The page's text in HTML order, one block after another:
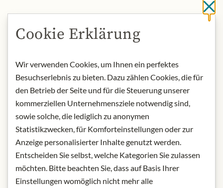
Art.Nr.:445225#1.000
BESCHREIBUNG
In der Ebene rund um die Stadt
Dürnstein wachsen die Reben entlang
Böden aus Donausedimenten wie
Schotter und Sand. Diese Böden
lassen einen duftigen von zeitloser
Eleganz geprägten Wein entstehen.
Durch eine frühe Lese ist der
Alkoholgehalt moderat und die Säure
Cookie Erklärung
Wir verwenden Cookies, um Ihnen ein perfektes
Besuchserlebnis zu bieten. Dazu zählen Cookies, die für
den Betrieb der Seite und für die Steuerung unserer
kommerziellen Unternehmensziele notwendig sind,
sowie solche, die lediglich zu anonymen
Statistikzwecken, für Komforteinstellungen oder zur
Anzeige personalisierter Inhalte genutzt werden.
Entscheiden Sie selbst, welche Kategorien Sie zulassen
möchten. Bitte beachten Sie, dass auf Basis Ihrer
Einstellungen womöglich nicht mehr alle